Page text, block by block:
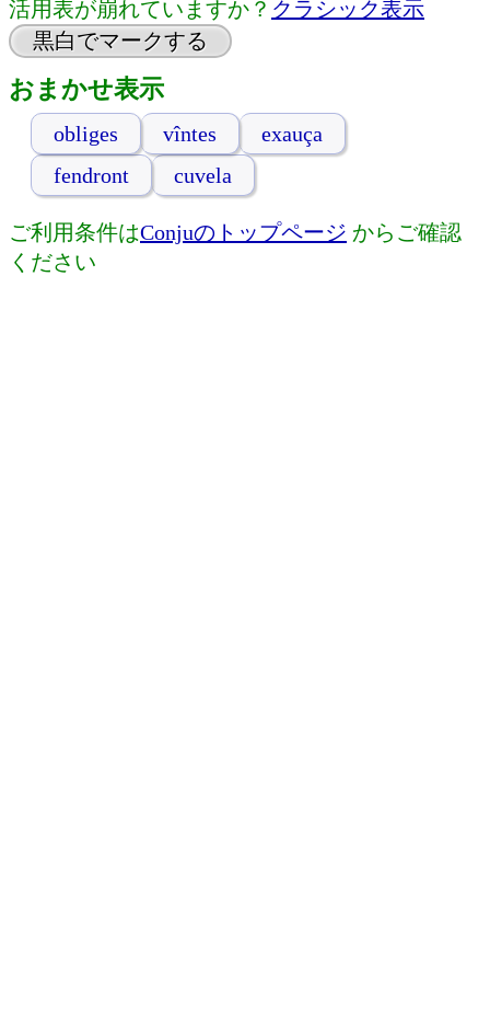
活用表が崩れていますか？ クラシック表示
黒白でマークする
おまかせ表示
obliges vîntes
exauça
fendront
cuvela
ご利用条件はConjuのトップページ からご確認
ください